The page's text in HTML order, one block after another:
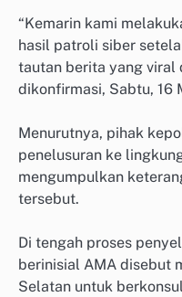
“Kemarin kami
hasil patroli siber
tautan berita yang viral
dikonfirmasi, Sabtu, 16
Menurutnya, pihak
penelusuran ke
mengumpulkan
tersebut.
Di tengah proses
berinisial AMA disebut
Selatan untuk